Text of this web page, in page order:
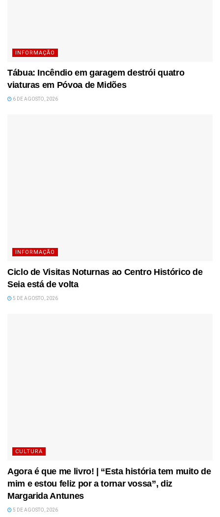
INFORMAÇÃO
Tábua: Incêndio em garagem destrói quatro
viaturas em Póvoa de Midões
6 DE AGOSTO, 2026
INFORMAÇÃO
Ciclo de Visitas Noturnas ao Centro Histórico de
Seia está de volta
5 DE AGOSTO, 2026
CULTURA
Agora é que me livro! | “Esta história tem muito de
mim e estou feliz por a tornar vossa”, diz
Margarida Antunes
5 DE AGOSTO, 2026